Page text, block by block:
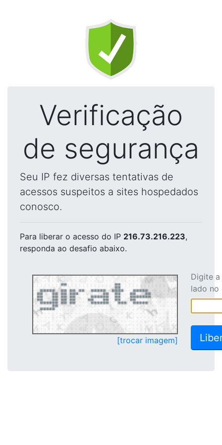
Verificação
de segurança
Seu IP fez diversas tentativas de
acessos suspeitos a sites hospedados
conosco.
Para liberar o acesso do IP 216.73.216.223,
responda ao desafio abaixo.
[trocar imagem]
Digite
lado no